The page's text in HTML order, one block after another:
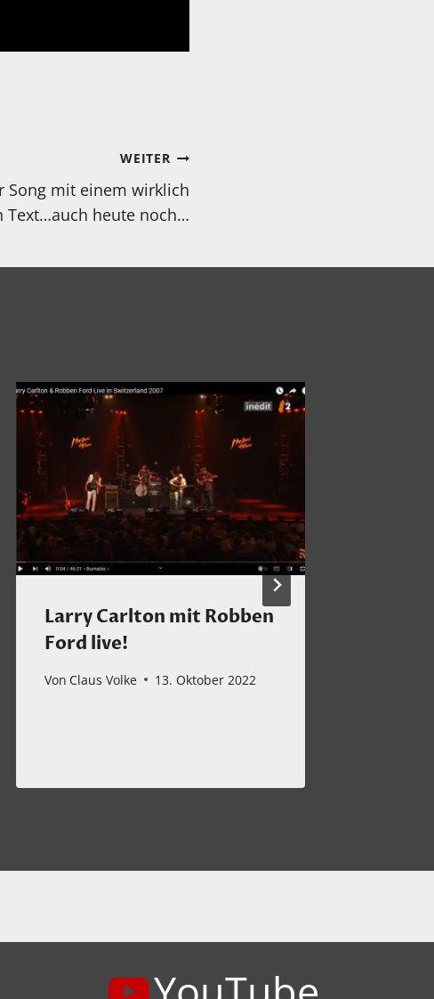
WEITER
Song mit einem wirklich
Text…auch heute noch…
Larry Carlton mit Robben
Ford live!
Von Claus Volke 13. Oktober 2022